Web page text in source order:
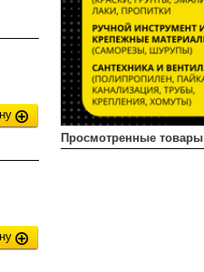
Просмотренные товары